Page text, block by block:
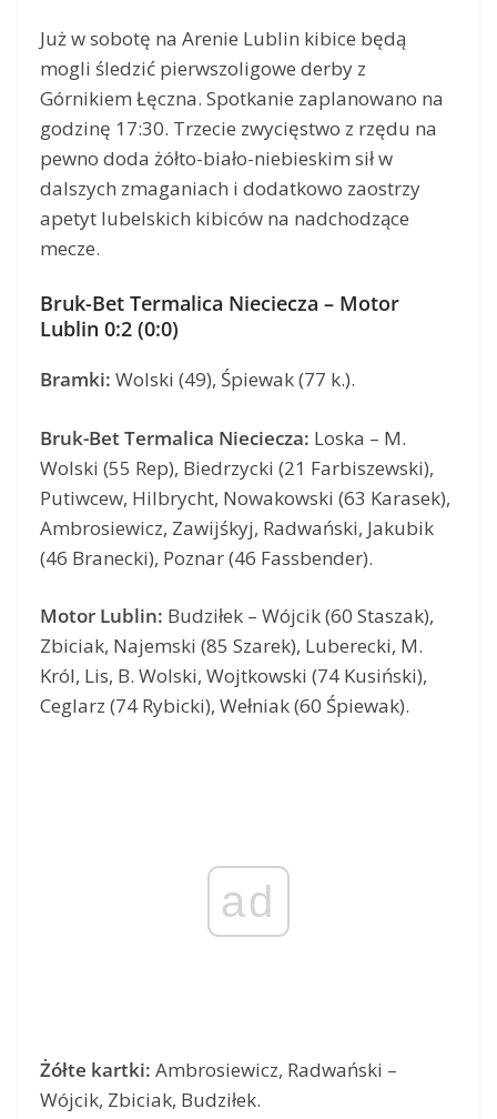
Już w sobotę na Arenie Lublin kibice będą
mogli śledzić pierwszoligowe derby z
Górnikiem Łęczna. Spotkanie zaplanowano na
godzinę 17:30. Trzecie zwycięstwo z rzędu na
pewno doda żółto-biało-niebieskim sił w
dalszych zmaganiach i dodatkowo zaostrzy
apetyt lubelskich kibiców na nadchodzące
mecze.
Bruk-Bet Termalica Nieciecza – Motor
Lublin 0:2 (0:0)
Bramki: Wolski (49), Śpiewak (77 k.).
Bruk-Bet Termalica Nieciecza: Loska – M.
Wolski (55 Rep), Biedrzycki (21 Farbiszewski),
Putiwcew, Hilbrycht, Nowakowski (63 Karasek),
Ambrosiewicz, Zawijśkyj, Radwański, Jakubik
(46 Branecki), Poznar (46 Fassbender).
Motor Lublin: Budziłek – Wójcik (60 Staszak),
Zbiciak, Najemski (85 Szarek), Luberecki, M.
Król, Lis, B. Wolski, Wojtkowski (74 Kusiński),
Ceglarz (74 Rybicki), Wełniak (60 Śpiewak).
ad
Żółte kartki: Ambrosiewicz, Radwański –
Wójcik, Zbiciak, Budziłek.